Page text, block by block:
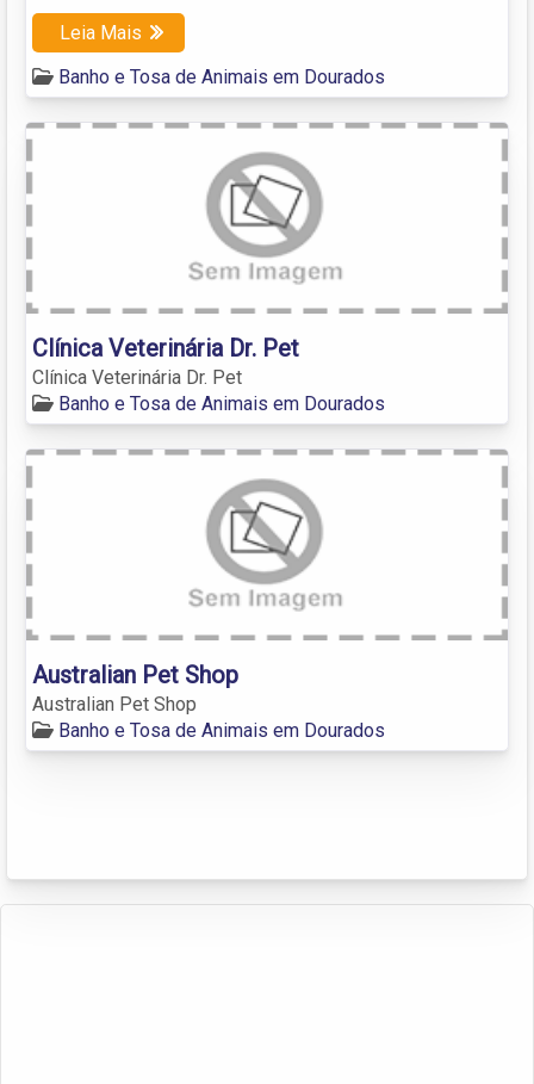
Leia Mais
Banho e Tosa de Animais em Dourados
Clínica Veterinária Dr. Pet
Clínica Veterinária Dr. Pet
Banho e Tosa de Animais em Dourados
Australian Pet Shop
Australian Pet Shop
Banho e Tosa de Animais em Dourados